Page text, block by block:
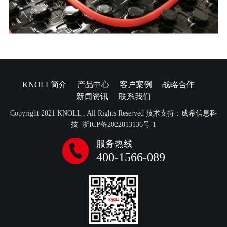
KNOLL简介 产品中心 客户案例
战略合作
新闻资讯
联系我们
Copyright 2021 KNOLL , All Rights Reserved 技术支持： 成希信息科
技 浙ICP备2022013136号-1
服务热线
400-1566-089